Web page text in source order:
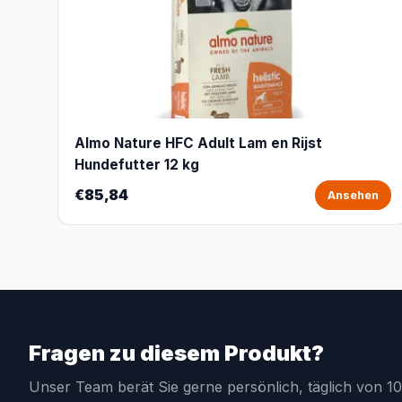
Almo Nature HFC Adult Lam en Rijst
Hundefutter 12 kg
€85,84 Ansehen
Fragen zu diesem Produkt?
Unser Team berät Sie gerne persönlich, täglich von